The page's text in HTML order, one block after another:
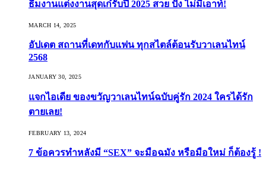
ธีมงานแต่งงานสุดเก๋รับปี 2025 สวย ปัง ไม่มีเอาท์!
MARCH 14, 2025
อัปเดต สถานที่เดทกับแฟน ทุกสไตล์ต้อนรับวาเลนไทน์
2568
JANUARY 30, 2025
แจกไอเดีย ของขวัญวาเลนไทน์ฉบับคู่รัก 2024 ใครได้รัก
ตายเลย!
FEBRUARY 13, 2024
7 ข้อควรทำหลังมี “SEX” จะมือฉมัง หรือมือใหม่ ก็ต้องรู้ !